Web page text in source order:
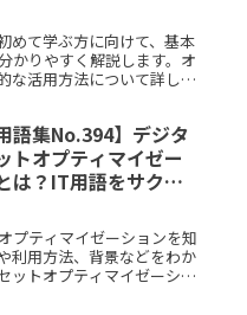
めて学ぶ方に向けて、基本
かりやすく解説します。オ
な活用方法について詳しく
語集No.394】デジタ
トオプティマイゼー
は？IT用語をサクッ
プティマイゼーションを知
利用方法、背景などをわか
ットオプティマイゼーショ